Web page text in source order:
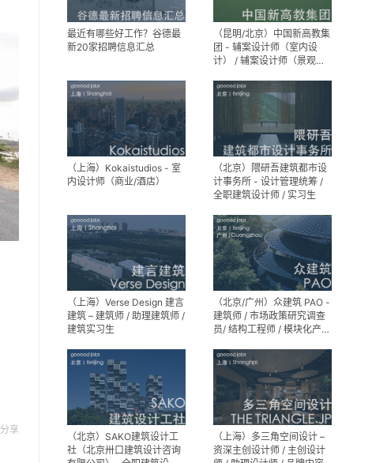
分享
最近有哪些好工作？谷德最
新20家招聘信息汇总
（昆明/北京）中国新高教集
团 - 辅案设计师（室内设
计） / 辅案设计师（景观设
间组长 / 平面设计高级经理 /
展陈设计高级经理
（上海）Kokaistudios - 室
内设计师（商业/酒店）
（北京）隈研吾建筑都市设
计事务所 - 设计管理统筹 /
全职建筑设计师 / 实习生
（上海）Verse Design 建言
建筑 – 建筑师 / 助理建筑师 /
建筑实习生
（北京/广州）众建筑 PAO -
建筑师 / 市场政策研究调查
员/ 结构工程师 / 模块化产品
师 / 机电工程师 / 实习生
（北京）SAKO建筑设计工
社（北京卅口建筑设计咨询
（上海）多三角空间设计 –
资深主创设计师 / 主创设计